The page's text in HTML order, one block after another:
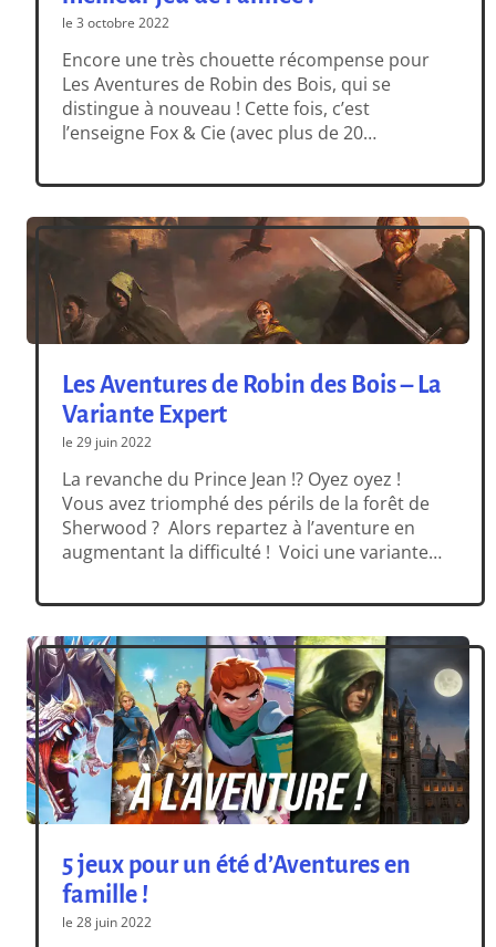
le 3 octobre 2022
Encore une très chouette récompense pour
Les Aventures de Robin des Bois, qui se
distingue à nouveau ! Cette fois, c’est
l’enseigne Fox & Cie (avec plus de 20
avec 4 autres jeux emblématiques pour tous
de Robin des […]
Les Aventures de Robin des Bois – La
Variante Expert
le 29 juin 2022
La revanche du Prince Jean !? Oyez oyez !
Vous avez triomphé des périls de la forêt de
Sherwood ? Alors repartez à l’aventure en
augmentant la difficulté ! Voici une variante
accru et pour des sensations de jeu encore
5 jeux pour un été d’Aventures en
famille !
le 28 juin 2022